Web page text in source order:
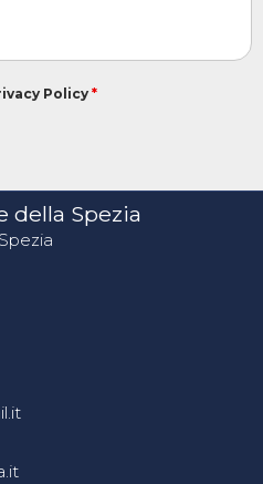
Policy *
della Spezia